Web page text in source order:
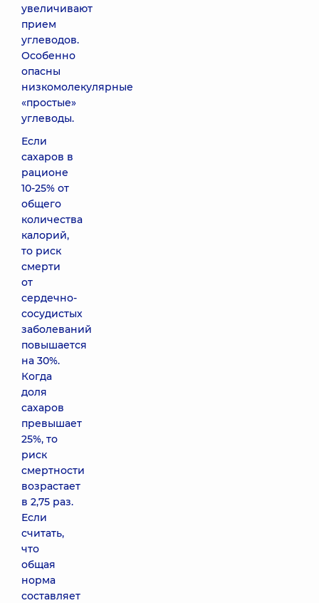
увеличивают
прием
углеводов.
Особенно
опасны
низкомолекулярные
«простые»
углеводы.
Если
сахаров в
рационе
10-25% от
общего
количества
калорий,
то риск
смерти
от
сердечно-
сосудистых
заболеваний
повышается
на 30%.
Когда
доля
сахаров
превышает
25%, то
риск
смертности
возрастает
в 2,75 раз.
Если
считать,
что
общая
норма
составляет